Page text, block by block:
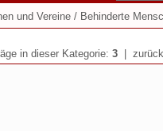
und Vereine / Behinderte
in dieser Kategorie: 3 |